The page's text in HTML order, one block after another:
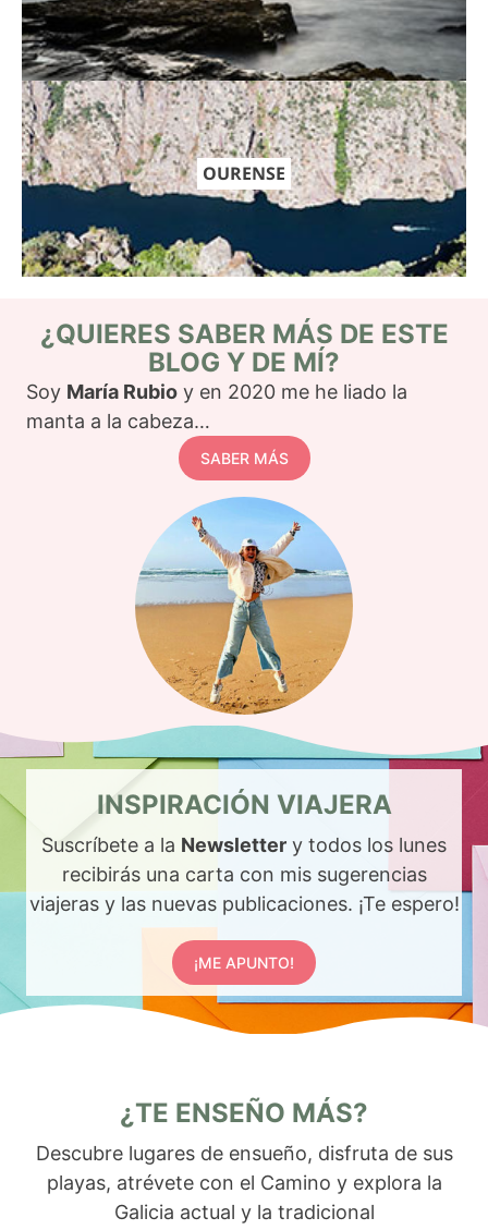
OURENSE
¿QUIERES SABER MÁS DE ESTE
BLOG Y DE MÍ?
Soy María Rubio y en 2020 me he liado la
manta a la cabeza…
SABER MÁS
INSPIRACIÓN VIAJERA
Suscríbete a la Newsletter y todos los lunes
recibirás una carta con mis sugerencias
viajeras y las nuevas publicaciones. ¡Te espero!
¡ME APUNTO!
¿TE ENSEÑO MÁS?
Descubre lugares de ensueño, disfruta de sus
playas, atrévete con el Camino y explora la
Galicia actual y la tradicional